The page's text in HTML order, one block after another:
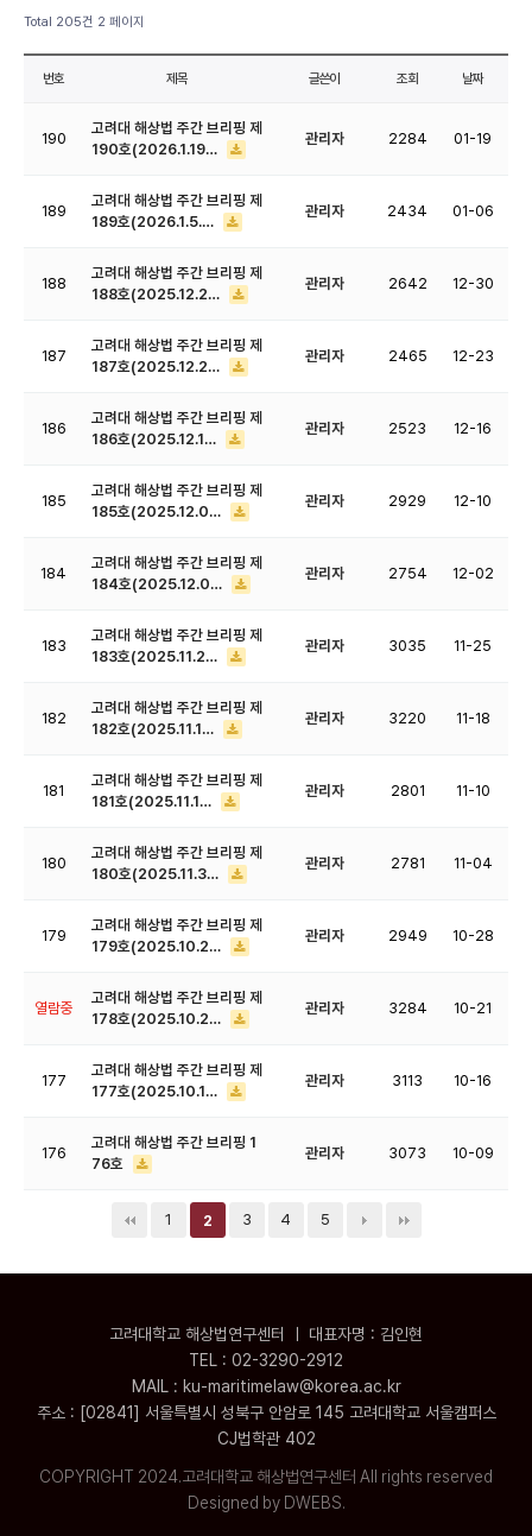
Total 205건 2 페이지
번호 제목 글쓴이 조회 날짜
190
고려대 해상법 주간 브리핑 제
190호(2026.1.19…
관리자 2284 01-19
189
고려대 해상법 주간 브리핑 제
189호(2026.1.5.…
관리자 2434 01-06
188
고려대 해상법 주간 브리핑 제
188호(2025.12.2…
관리자 2642 12-30
187
고려대 해상법 주간 브리핑 제
187호(2025.12.2…
관리자 2465 12-23
186
고려대 해상법 주간 브리핑 제
186호(2025.12.1…
관리자 2523 12-16
185
고려대 해상법 주간 브리핑 제
185호(2025.12.0…
관리자 2929 12-10
184
고려대 해상법 주간 브리핑 제
184호(2025.12.0…
관리자 2754 12-02
183
고려대 해상법 주간 브리핑 제
183호(2025.11.2…
관리자 3035 11-25
182
고려대 해상법 주간 브리핑 제
182호(2025.11.1…
관리자 3220 11-18
181
고려대 해상법 주간 브리핑 제
181호(2025.11.1…
관리자 2801 11-10
180
고려대 해상법 주간 브리핑 제
180호(2025.11.3…
관리자 2781 11-04
179
고려대 해상법 주간 브리핑 제
179호(2025.10.2…
관리자 2949 10-28
열람중
고려대 해상법 주간 브리핑 제
178호(2025.10.2…
관리자 3284 10-21
177
고려대 해상법 주간 브리핑 제
177호(2025.10.1…
관리자 3113 10-16
176
고려대 해상법 주간 브리핑 1
76호
관리자 3073 10-09
1 2 3 4 5
고려대학교 해상법연구센터 ㅣ 대표자명 : 김인현
TEL : 02-3290-2912
MAIL : ku-maritimelaw@korea.ac.kr
주소 : [02841] 서울특별시 성북구 안암로 145 고려대학교 서울캠퍼스
CJ법학관 402
COPYRIGHT 2024.고려대학교 해상법연구센터 All rights reserved
Designed by DWEBS.